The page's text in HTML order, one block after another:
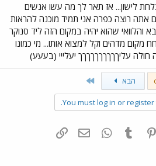
לישון... אז תאר לך מה עשו אנשים
אתה רוצה כפרה אני תמיד מוכנה להראות
שהוא יהיה במקום הזה ליד סנוקר
מקום מדהים וקל למצוא אותו... מי כמונו
עליךךךךךךךךךך יעלייי (בעעע)
הבא
You must log in or
Pinterest
Tumblr
WhatsAppדואר אלקטרוני